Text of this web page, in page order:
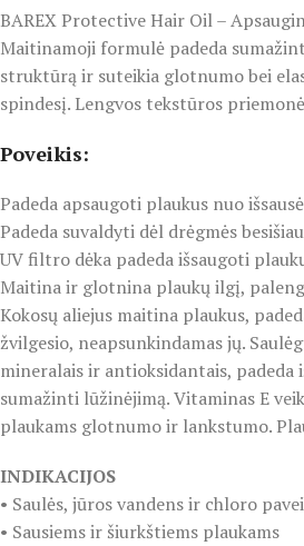
BAREX Protective Hair Oil –
Maitinamoji formulė padeda
struktūrą ir suteikia glotnumo bei
spindesį. Lengvos tekstūros
Poveikis:
Padeda apsaugoti plaukus nuo
Padeda suvaldyti dėl drėgmės
UV filtro dėka padeda išsaugoti
Maitina ir glotnina plaukų ilgį,
Kokosų aliejus maitina plaukus,
žvilgesio, neapsunkindamas jų.
mineralais ir antioksidantais,
sumažinti lūžinėjimą. Vitaminas E
plaukams glotnumo ir lankstumo.
INDIKACIJOS
• Saulės, jūros vandens ir chloro
• Sausiems ir šiurkštiems plaukams